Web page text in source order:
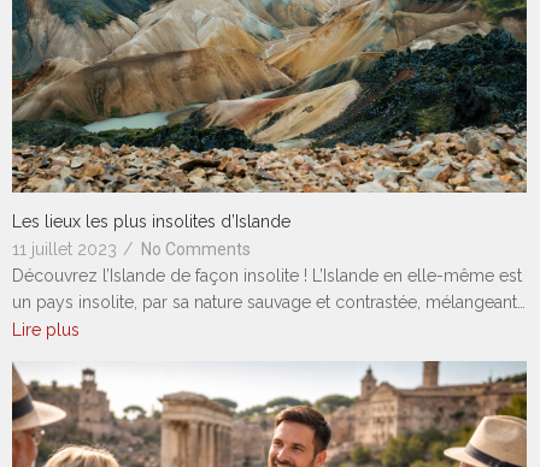
Les lieux les plus insolites d’Islande
11 juillet 2023 / No Comments
Découvrez l’Islande de façon insolite ! L’Islande en elle-même est
un pays insolite, par sa nature sauvage et contrastée, mélangeant…
Lire plus